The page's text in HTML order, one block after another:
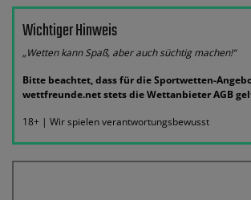
Wichtiger Hinweis
„Wetten kann Spaß, aber auch süchtig machen!“
Bitte beachtet, dass für die Sportwetten-
wettfreunde.net stets die Wettanbieter AGB
18+ | Wir spielen verantwortungsbewusst